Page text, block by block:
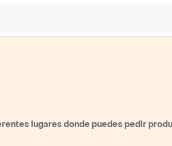
lugares donde puedes pedir